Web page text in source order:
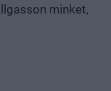
minket,